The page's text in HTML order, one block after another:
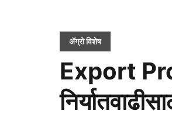
ॲग्रो विशेष
Export